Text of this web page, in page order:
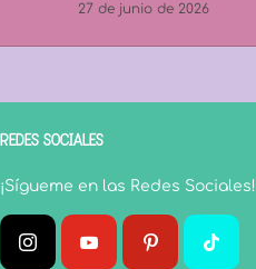
27 de junio de 2026
REDES SOCIALES
¡Sígueme en las Redes Sociales!